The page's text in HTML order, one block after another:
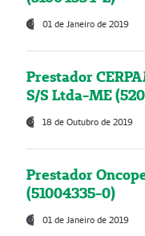
01 de Janeiro de 2019
Prestador
S/S Ltda-ME
18 de Outubro de 2019
Prestador
(51004335-0)
01 de Janeiro de 2019